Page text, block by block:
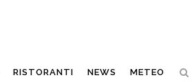
RISTORANTI NEWS METEO